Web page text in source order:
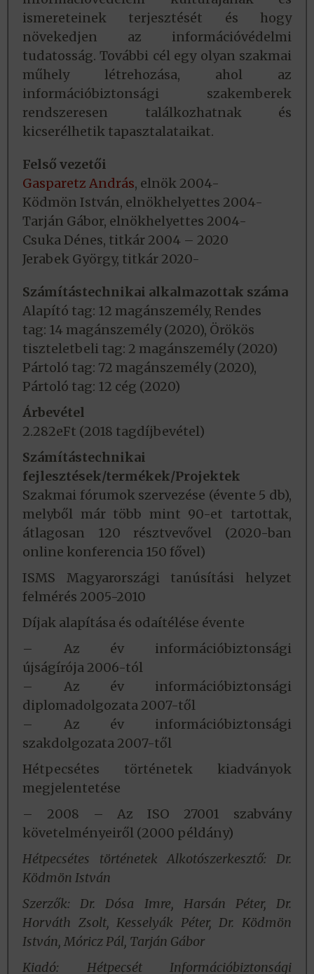
ismereteinek terjesztését és hogy
növekedjen az információvédelmi
tudatosság. További cél egy olyan szakmai
műhely létrehozása, ahol az
információbiztonsági szakemberek
rendszeresen találkozhatnak és
kicserélhetik tapasztalataikat.
Felső vezetői
Gasparetz András, elnök 2004-
Ködmön István, elnökhelyettes 2004-
Tarján Gábor, elnökhelyettes 2004-
Csuka Dénes, titkár 2004 – 2020
Jerabek György, titkár 2020-
Számítástechnikai alkalmazottak száma
Alapító tag: 12 magánszemély, Rendes
tag: 14 magánszemély (2020), Örökös
tiszteletbeli tag: 2 magánszemély (2020)
Pártoló tag: 72 magánszemély (2020),
Pártoló tag: 12 cég (2020)
Árbevétel
2.282eFt (2018 tagdíjbevétel)
Számítástechnikai
fejlesztések/termékek/Projektek
Szakmai fórumok szervezése (évente 5 db),
melyből már több mint 90-et tartottak,
átlagosan 120 résztvevővel (2020-ban
online konferencia 150 fővel)
ISMS Magyarországi tanúsítási helyzet
felmérés 2005-2010
Díjak alapítása és odaítélése évente
– Az év információbiztonsági
újságírója 2006-tól
– Az év információbiztonsági
diplomadolgozata 2007-től
– Az év információbiztonsági
szakdolgozata 2007-től
Hétpecsétes történetek kiadványok
megjelentetése
– 2008 – Az ISO 27001 szabvány
követelményeiről (2000 példány)
Hétpecsétes történetek Alkotószerkesztő: Dr.
Ködmön István
Szerzők: Dr. Dósa Imre, Harsán Péter, Dr.
Horváth Zsolt,Kesselyák Péter,Dr. Ködmön
István, Móricz Pál, Tarján Gábor
Kiadó: Hétpecsét Információbiztonsági